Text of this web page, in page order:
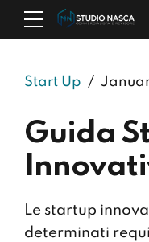
Start Up
Guida
Le startup
determinati